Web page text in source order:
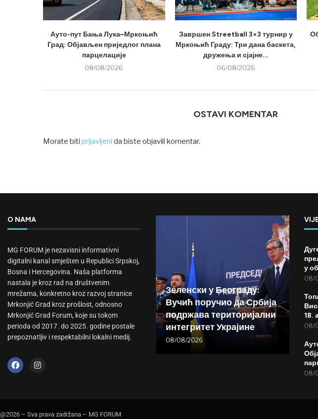
Ауто-пут Бања Лука–Мркоњић
Град: Објављен приједлог плана
парцелације
08/08/2026
Завршен Streetball 3×3 турнир у
Мркоњић Граду: Три дана баскета,
дружења и сјајне...
06/08/2026
OSTAVI KOMENTAR
Morate biti prijavljeni da biste objavili komentar.
O NAMA
MG FORUM je nezavisni informativni
digitalni kanal smješten u Republici Srpskoj,
Bosna i Hercegovina. Naša platforma
nastala je kroz rad na društvenim
mrežama, konkretno kroz razvoj stranice
Mrkonjić Grad kroz prošlost, odnosno
Mrkonjić Grad Forum, koje su tokom
perioda od 2017. do 2025. godine postale
prepoznatljiv i respektabilni lokalni medij.
Зеленски у Београду:
Вучић поручио да Србија
подржава територијални
интегритет Украјине
08/08/2026
у
08/
18.
08/
08/
@2026 – Sva prava zadržana – MG FORUM